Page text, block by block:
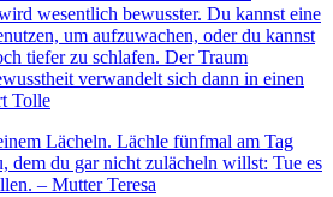
wesentlich bewusster. Du kannst eine
um aufzuwachen, oder du kannst
tiefer zu schlafen. Der Traum
verwandelt sich dann in einen
Tolle
Lächeln. Lächle fünfmal am Tag
dem du gar nicht zulächeln willst: Tue es
– Mutter Teresa